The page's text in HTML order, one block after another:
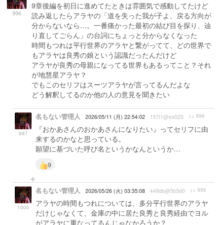
996
9章後編を初日に進めてたときは雰囲気で感動してたけど
読み返したらアラヤの「道を失った我が子よ、戻る方向が
分からないなら…。一番痛かった最初の結び目を探り、辿
り直してごらん」の台詞にちょっと分からなくなった
時間もつれは平行世界のアラヤと繋がってて、どの世界で
もアラヤは良秀の娘という認識だったんだけど
アラヤが良秀の母親になってる世界もあるってこと？それ
が地慧星アラヤ？
でもこのセリフはスーツアラヤが言ってるんだよな
どう解釈してるのか他の人の意見を聞きたい
997
名もない管理人 2026/05/11 (月) 22:54:02 157f1@ea525 >> 996
『おかあさんのおかあさんになりたい』ってセリフに由
来するのかなと思っている。
願望に基づいた呼び名というかなんというか…
9
1000
名もない管理人 2026/05/26 (火) 03:35:08 449db@5b5d0 >> 996
アラヤの時間もつれについては、多分平行世界のアラヤ
だけじゃなくて、金庫の中に居た良秀と良秀経由でヨル
がアラヤに重なってるんじゃなかろうか？